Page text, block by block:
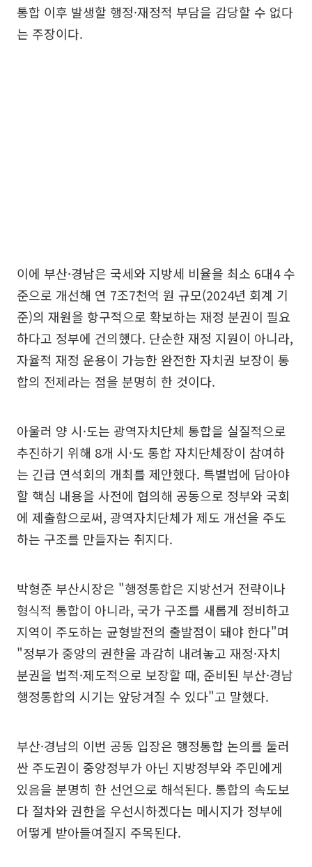
통합 이후 발생할 행정·재정적 부담을 감당할 수 없다
는 주장이다.
이에 부산·경남은 국세와 지방세 비율을 최소 6대4 수
준으로 개선해 연 7조7천억 원 규모(2024년 회계 기
준)의 재원을 항구적으로 확보하는 재정 분권이 필요
하다고 정부에 건의했다. 단순한 재정 지원이 아니라,
자율적 재정 운용이 가능한 완전한 자치권 보장이 통
합의 전제라는 점을 분명히 한 것이다.
아울러 양 시·도는 광역자치단체 통합을 실질적으로
추진하기 위해 8개 시·도 통합 자치단체장이 참여하
는 긴급 연석회의 개최를 제안했다. 특별법에 담아야
할 핵심 내용을 사전에 협의해 공동으로 정부와 국회
에 제출함으로써, 광역자치단체가 제도 개선을 주도
하는 구조를 만들자는 취지다.
박형준 부산시장은 "행정통합은 지방선거 전략이나
형식적 통합이 아니라, 국가 구조를 새롭게 정비하고
지역이 주도하는 균형발전의 출발점이 돼야 한다"며
"정부가 중앙의 권한을 과감히 내려놓고 재정·자치
분권을 법적·제도적으로 보장할 때, 준비된 부산·경남
행정통합의 시기는 앞당겨질 수 있다"고 말했다.
부산·경남의 이번 공동 입장은 행정통합 논의를 둘러
싼 주도권이 중앙정부가 아닌 지방정부와 주민에게
있음을 분명히 한 선언으로 해석된다. 통합의 속도보
다 절차와 권한을 우선시하겠다는 메시지가 정부에
어떻게 받아들여질지 주목된다.